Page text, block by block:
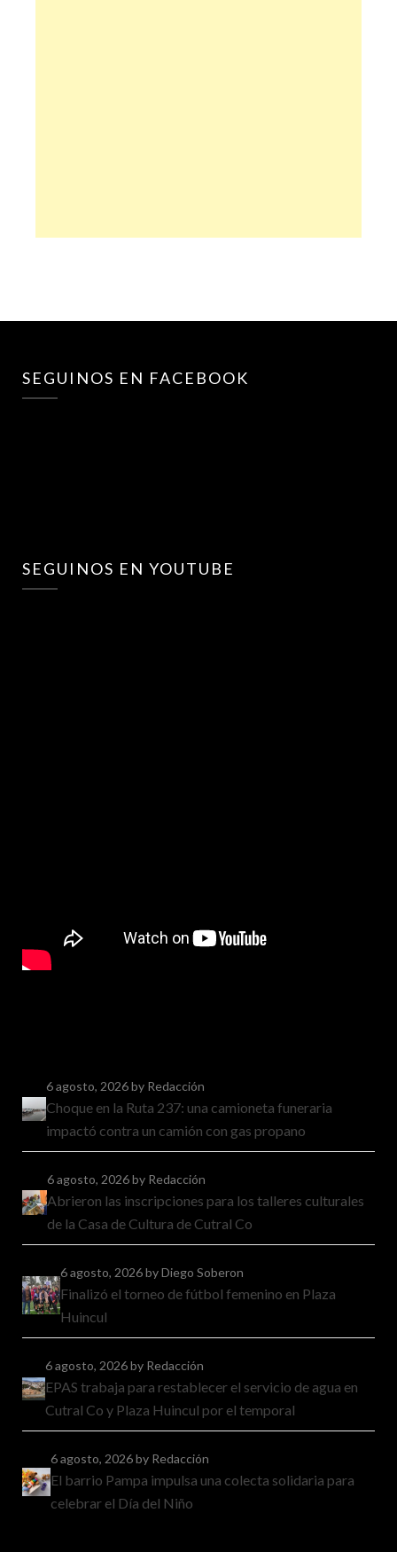
SEGUINOS EN FACEBOOK
SEGUINOS EN YOUTUBE
6 agosto, 2026by Redacción
Choque en la Ruta 237: una camioneta funeraria
impactó contra un camión con gas propano
6 agosto, 2026by Redacción
Abrieron las inscripciones para los talleres culturales
de la Casa de Cultura de Cutral Co
6 agosto, 2026by Diego Soberon
Finalizó el torneo de fútbol femenino en Plaza
Huincul
6 agosto, 2026by Redacción
EPAS trabaja para restablecer el servicio de agua en
Cutral Co y Plaza Huincul por el temporal
6 agosto, 2026by Redacción
El barrio Pampa impulsa una colecta solidaria para
celebrar el Día del Niño